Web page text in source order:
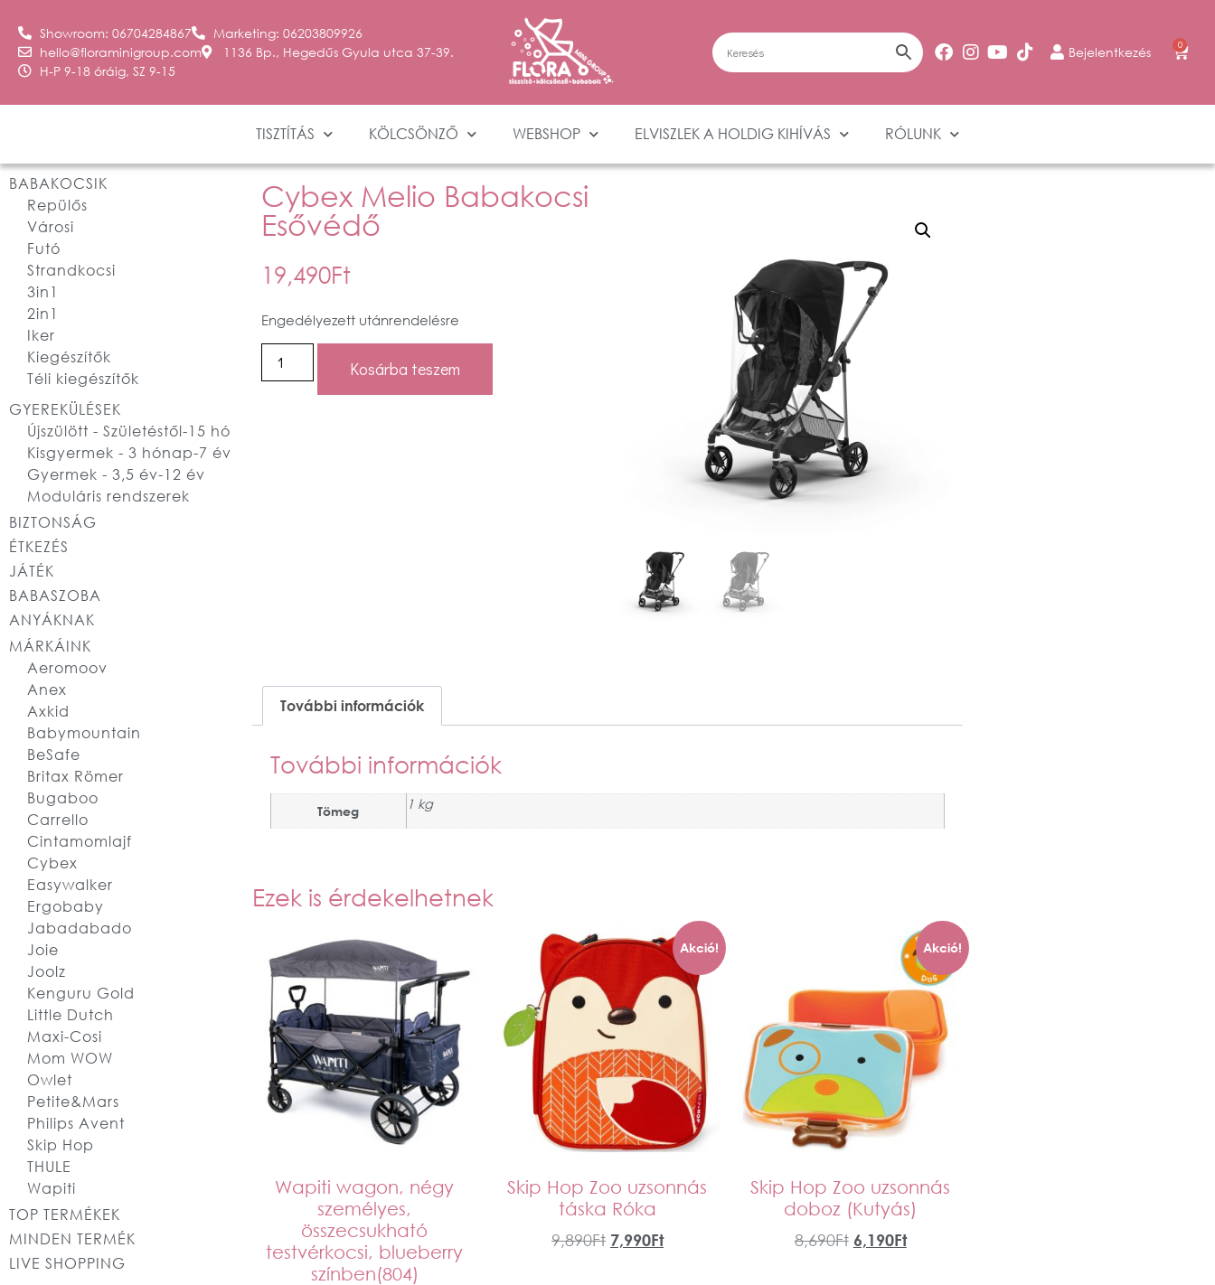
Showroom: 06704284867
Marketing: 06203809926
hello@floraminigroup.com
1136 Bp., Hegedűs Gyula utca 37-39.
H-P 9-18 óráig, SZ 9-15
Bejelentkezés 0
TISZTÍTÁS KÖLCSÖNZŐ WEBSHOP ELVISZLEK A HOLDIG KIHÍVÁS RÓLUNK
BABAKOCSIK
Repülős
Városi
Futó
Strandkocsi
3in1
2in1
Iker
Kiegészítők
Téli kiegészítők
GYEREKÜLÉSEK
Újszülött - Születéstől-15 hó
Kisgyermek - 3 hónap-7 év
Gyermek - 3,5 év-12 év
Moduláris rendszerek
BIZTONSÁG
ÉTKEZÉS
JÁTÉK
BABASZOBA
ANYÁKNAK
MÁRKÁINK
Aeromoov
Anex
Axkid
Babymountain
BeSafe
Britax Römer
Bugaboo
Carrello
Cintamomlajf
Cybex
Easywalker
Ergobaby
Jabadabado
Joie
Joolz
Kenguru Gold
Little Dutch
Maxi-Cosi
Mom WOW
Owlet
Petite&Mars
Philips Avent
Skip Hop
THULE
Wapiti
TOP TERMÉKEK
MINDEN TERMÉK
LIVE SHOPPING
Cybex Melio Babakocsi
Esővédő
19,490Ft
Engedélyezett utánrendelésre
Kosárba teszem
További információk
További információk
Tömeg 1 kg
Ezek is érdekelhetnek
Wapiti wagon, négy
személyes,
összecsukható
testvérkocsi, blueberry
színben(804)
Akció!
Skip Hop Zoo uzsonnás
táska Róka
9,890Ft 7,990Ft
Akció!
Skip Hop Zoo uzsonnás
doboz (Kutyás)
8,690Ft 6,190Ft